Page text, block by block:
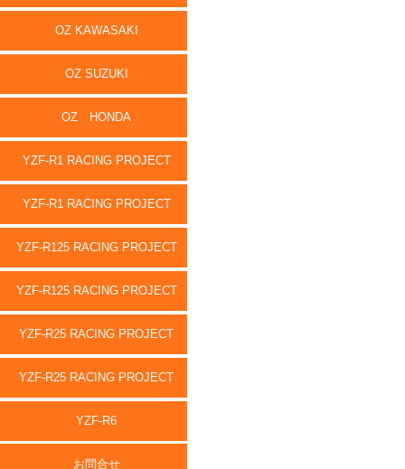
OZ KAWASAKI
OZ SUZUKI
OZ HONDA
YZF-R1 RACING PROJECT
YZF-R1 RACING PROJECT
YZF-R125 RACING PROJECT
YZF-R125 RACING PROJECT
YZF-R25 RACING PROJECT
YZF-R25 RACING PROJECT
YZF-R6
お問合せ